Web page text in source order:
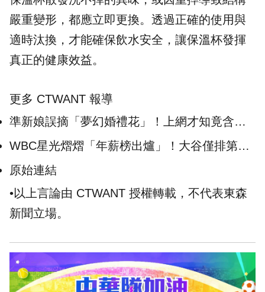
嚴重變形，都應立即更換。透過正確的使用與
適時汰換，才能確保飲水安全，讓保溫杯發揮
真正的健康效益。
更多 CTWANT 報導
準新娘誤摘「夢幻婚禮花」！上網才知竟含劇
毒 差點毒死賓客
WBC星光熠熠「年薪榜出爐」！大谷僅排第
6 他突破6千萬美元居冠
原始連結
•以上言論由 CTWANT 授權轉載，不代表東森
新聞立場。